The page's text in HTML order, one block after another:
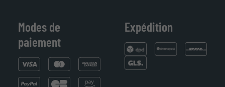
Modes de
paiement
Expédition